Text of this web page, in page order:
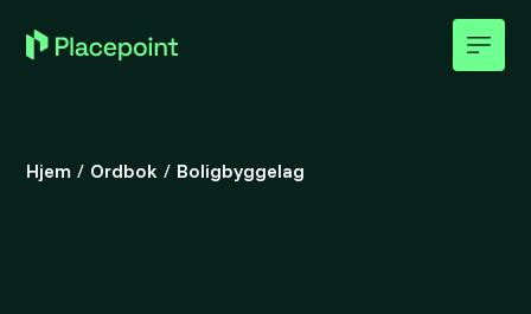
Hjem / Ordbok / Boligbyggelag